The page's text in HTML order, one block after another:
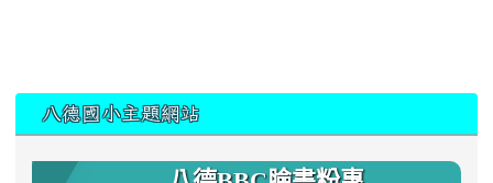
八德國小主題網站